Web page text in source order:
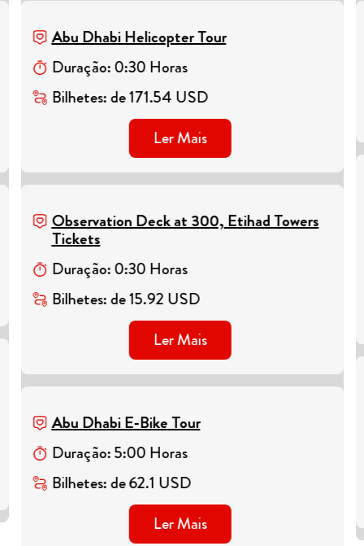
Abu Dhabi Helicopter Tour
Duração:0:30 Horas
Bilhetes:de171.54 USD
Ler Mais
Observation Deck at 300, Etihad Towers
Tickets
Duração:0:30 Horas
Bilhetes:de15.92 USD
Ler Mais
Abu Dhabi E-Bike Tour
Duração:5:00 Horas
Bilhetes:de62.1 USD
Ler Mais